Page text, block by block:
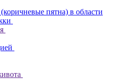
пятна) в области